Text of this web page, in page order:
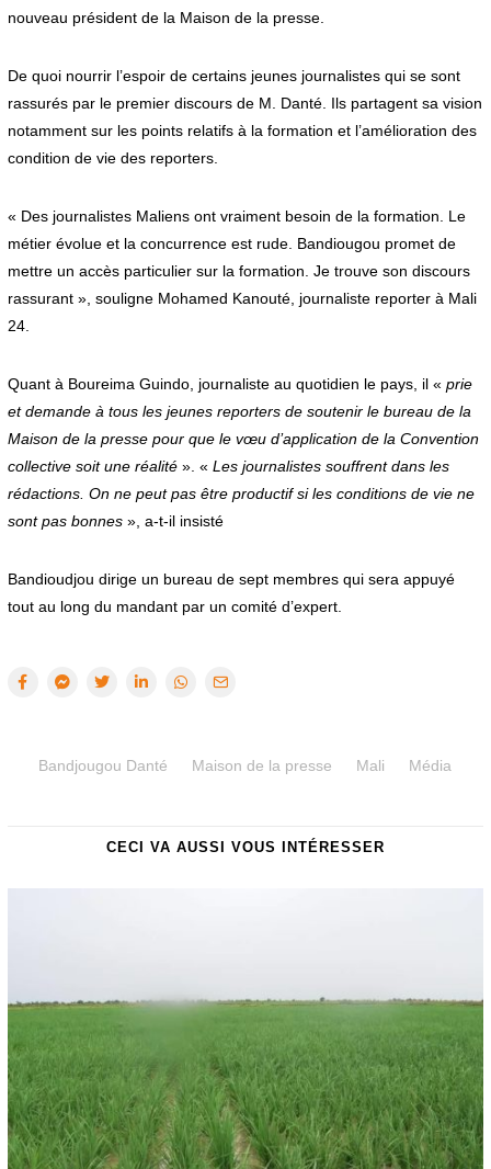
nouveau président de la Maison de la presse.
De quoi nourrir l’espoir de certains jeunes journalistes qui se sont
rassurés par le premier discours de M. Danté. Ils partagent sa vision
notamment sur les points relatifs à la formation et l’amélioration des
condition de vie des reporters.
« Des journalistes Maliens ont vraiment besoin de la formation. Le
métier évolue et la concurrence est rude. Bandiougou promet de
mettre un accès particulier sur la formation. Je trouve son discours
rassurant », souligne Mohamed Kanouté, journaliste reporter à Mali
24.
Quant à Boureima Guindo, journaliste au quotidien le pays, il « prie
et demande à tous les jeunes reporters de soutenir le bureau de la
Maison de la presse pour que le vœu d’application de la Convention
collective soit une réalité». « Les journalistes souffrent dans les
rédactions. On ne peut pas être productif si les conditions de vie ne
sont pas bonnes », a-t-il insisté
Bandioudjou dirige un bureau de sept membres qui sera appuyé
tout au long du mandant par un comité d’expert.
Bandjougou Danté Maison de la presse Mali Média
CECI VA AUSSI VOUS INTÉRESSER